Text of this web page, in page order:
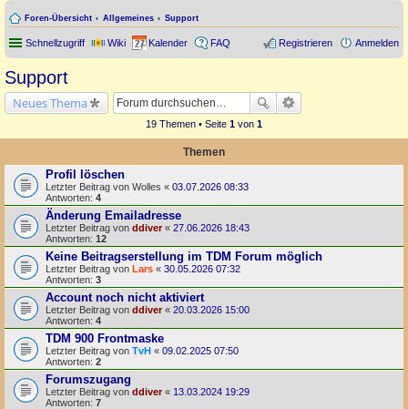
Foren-Übersicht Allgemeines Support
Schnellzugriff Wiki Kalender FAQ Anmelden
Registrieren
Support
Neues Thema
19 Themen • Seite 1 von 1
Themen
Profil löschen
Letzter Beitrag von Wolles « 03.07.2026 08:33
Antworten: 4
Änderung Emailadresse
Letzter Beitrag von ddiver « 27.06.2026 18:43
Antworten: 12
Keine Beitragserstellung im TDM Forum möglich
Letzter Beitrag von Lars « 30.05.2026 07:32
Antworten: 3
Account noch nicht aktiviert
Letzter Beitrag von ddiver « 20.03.2026 15:00
Antworten: 4
TDM 900 Frontmaske
Letzter Beitrag von TvH « 09.02.2025 07:50
Antworten: 2
Forumszugang
Letzter Beitrag von ddiver « 13.03.2024 19:29
Antworten: 7